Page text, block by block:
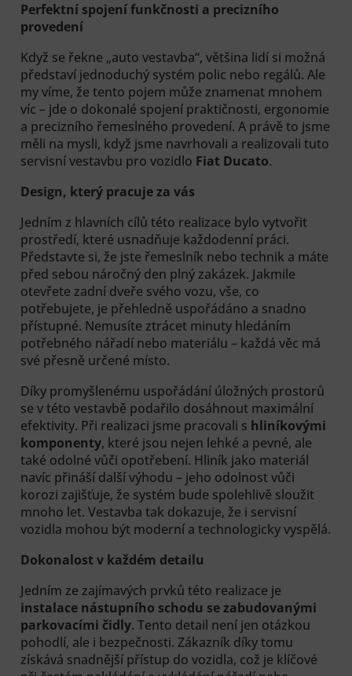
Perfektní spojení funkčnosti a precizního
provedení
Když se řekne „auto vestavba“, většina lidí si možná
představí jednoduchý systém polic nebo regálů. Ale
my víme, že tento pojem může znamenat mnohem
víc – jde o dokonalé spojení praktičnosti, ergonomie
a precizního řemeslného provedení. A právě to jsme
měli na mysli, když jsme navrhovali a realizovali tuto
servisní vestavbu pro vozidlo Fiat Ducato.
Design, který pracuje za vás
Jedním z hlavních cílů této realizace bylo vytvořit
prostředí, které usnadňuje každodenní práci.
Představte si, že jste řemeslník nebo technik a máte
před sebou náročný den plný zakázek. Jakmile
otevřete zadní dveře svého vozu, vše, co
potřebujete, je přehledně uspořádáno a snadno
přístupné. Nemusíte ztrácet minuty hledáním
potřebného nářadí nebo materiálu – každá věc má
své přesně určené místo.
Díky promyšlenému uspořádání úložných prostorů
se v této vestavbě podařilo dosáhnout maximální
efektivity. Při realizaci jsme pracovali s hliníkovými
komponenty, které jsou nejen lehké a pevné, ale
také odolné vůči opotřebení. Hliník jako materiál
navíc přináší další výhodu – jeho odolnost vůči
korozi zajišťuje, že systém bude spolehlivě sloužit
mnoho let. Vestavba tak dokazuje, že i servisní
vozidla mohou být moderní a technologicky vyspělá.
Dokonalost v každém detailu
Jedním ze zajímavých prvků této realizace je
instalace nástupního schodu se zabudovanými
parkovacími čidly. Tento detail není jen otázkou
pohodlí, ale i bezpečnosti. Zákazník díky tomu
získává snadnější přístup do vozidla, což je klíčové